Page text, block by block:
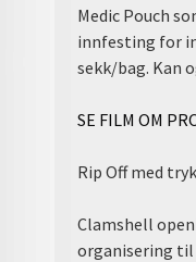
Medic Pouch
innfesting for
sekk/bag. Kan
SE FILM OM
Rip Off med
Clamshell
organisering